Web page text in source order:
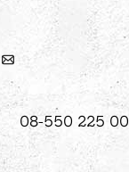
08-550 225 00